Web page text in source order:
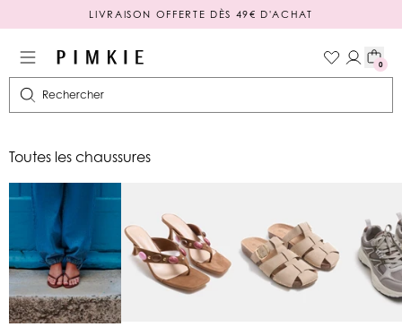
PAIEMENT EN 3 OU 4X SANS FRAIS
0
Rechercher
Toutes les chaussures